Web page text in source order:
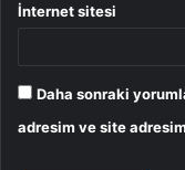
İnternet sitesi
Daha sonraki
adresim ve site